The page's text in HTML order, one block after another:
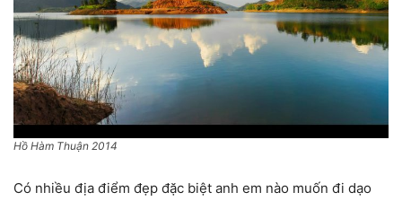
Hồ Hàm Thuận 2014
Có nhiều địa điểm đẹp đặc biệt anh em nào muốn đi dạo